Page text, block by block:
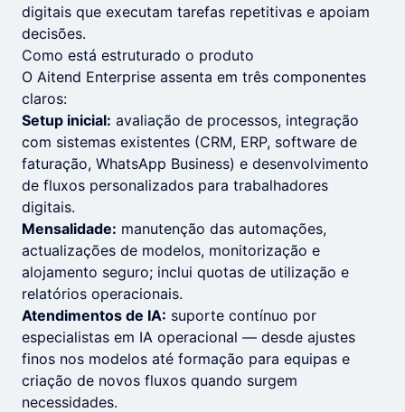
digitais que executam tarefas repetitivas e apoiam
decisões.
Como está estruturado o produto
O Aitend Enterprise assenta em três componentes
claros:
Setup inicial: avaliação de processos, integração
com sistemas existentes (CRM, ERP, software de
faturação, WhatsApp Business) e desenvolvimento
de fluxos personalizados para trabalhadores
digitais.
Mensalidade: manutenção das automações,
actualizações de modelos, monitorização e
alojamento seguro; inclui quotas de utilização e
relatórios operacionais.
Atendimentos de IA: suporte contínuo por
especialistas em IA operacional — desde ajustes
finos nos modelos até formação para equipas e
criação de novos fluxos quando surgem
necessidades.